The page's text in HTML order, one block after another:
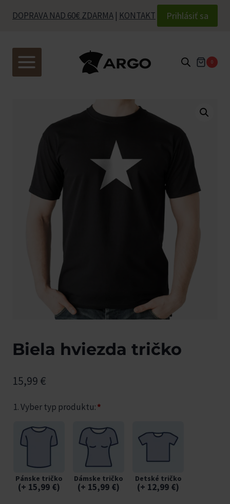
DOPRAVA NAD 60€ ZDARMA | KONTAKT Prihlásiť sa
0
Biela hviezda tričko
15,99 €
1. Vyber typ produktu:*
Pánske tričko
(+ 15,99 €)
Dámske tričko
(+ 15,99 €)
Detské tričko
(+ 12,99 €)